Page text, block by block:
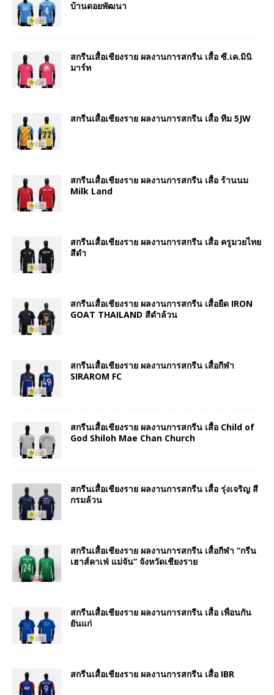
บ้านดอยพัฒนา
สกรีนเสื้อเชียงราย ผลงานการสกรีน เสื้อ ซี.เค.มินิ
มาร์ท
สกรีนเสื้อเชียงราย ผลงานการสกรีน เสื้อ ทีม 5JW
สกรีนเสื้อเชียงราย ผลงานการสกรีน เสื้อ ร้านนม
Milk Land
สกรีนเสื้อเชียงราย ผลงานการสกรีน เสื้อ ครูมวยไทย
สีดำ
สกรีนเสื้อเชียงราย ผลงานการสกรีน เสื้อยืด IRON
GOAT THAILAND สีดำล้วน
สกรีนเสื้อเชียงราย ผลงานการสกรีน เสื้อกีฬา
SIRAROM FC
สกรีนเสื้อเชียงราย ผลงานการสกรีน เสื้อ Child of
God Shiloh Mae Chan Church
สกรีนเสื้อเชียงราย ผลงานการสกรีน เสื้อ รุ่งเจริญ สี
กรมล้วน
สกรีนเสื้อเชียงราย ผลงานการสกรีน เสื้อกีฬา “กรีน
เฮาส์คาเฟ่ แม่จัน” จังหวัดเชียงราย
สกรีนเสื้อเชียงราย ผลงานการสกรีน เสื้อ เพื่อนกัน
ยันแก่
สกรีนเสื้อเชียงราย ผลงานการสกรีน เสื้อ IBR